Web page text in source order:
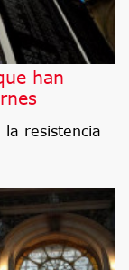
han
resistencia